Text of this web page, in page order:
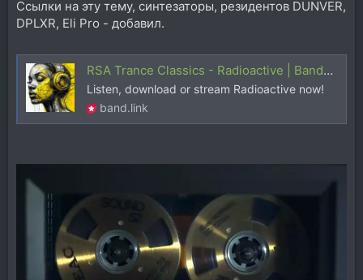
Ссылки на эту тему, синтезаторы, резидентов DUNVER,
DPLXR, Eli Pro - добавил.
RSA Trance Classics - Radioactive | BandLink
Listen, download or stream Radioactive now!
band.link